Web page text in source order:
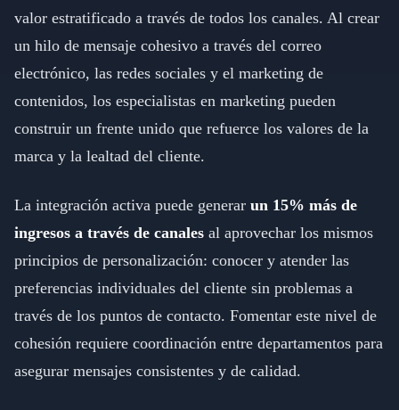
valor estratificado a través de todos los canales. Al crear
un hilo de mensaje cohesivo a través del correo
electrónico, las redes sociales y el marketing de
contenidos, los especialistas en marketing pueden
construir un frente unido que refuerce los valores de la
marca y la lealtad del cliente.
La integración activa puede generar un 15% más de
ingresos a través de canales al aprovechar los mismos
principios de personalización: conocer y atender las
preferencias individuales del cliente sin problemas a
través de los puntos de contacto. Fomentar este nivel de
cohesión requiere coordinación entre departamentos para
asegurar mensajes consistentes y de calidad.